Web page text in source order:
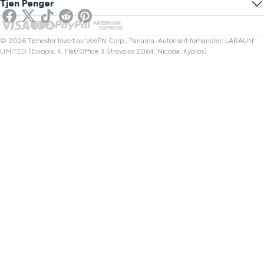
VPN for strømming
Netflix VPN
Lenkesjekker
Filkontroller
UK VPN
Canada VPN
Tyrkia VPN
Tjen Penger
Partnere
© 2026 Tjenester levert av VeePN Corp., Panama. Autorisert forhandler: LARAUN
LIMITED (Evropis, 4, Flat/Office 3 Strovolos 2064, Nicosia, Kypros)